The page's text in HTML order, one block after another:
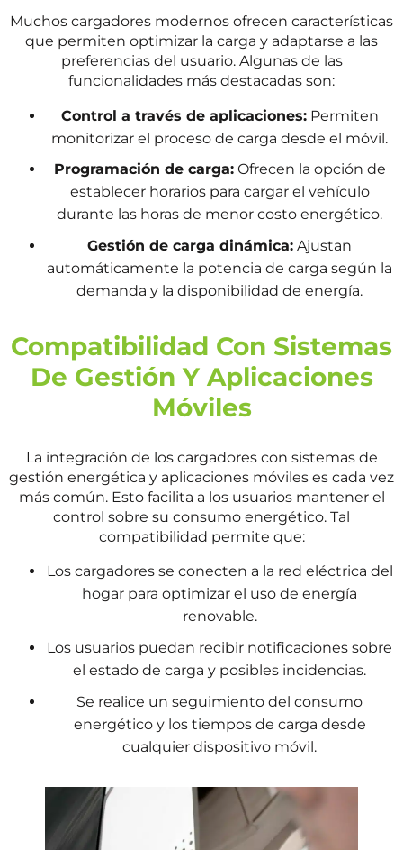
Muchos cargadores modernos ofrecen características
que permiten optimizar la carga y adaptarse a las
preferencias del usuario. Algunas de las
funcionalidades más destacadas son:
Control a través de aplicaciones:Permiten
monitorizar el proceso de carga desde el móvil.
Programación de carga:Ofrecen la opción de
establecer horarios para cargar el vehículo
durante las horas de menor costo energético.
Gestión de carga dinámica: Ajustan
automáticamente la potencia de carga según la
demanda y la disponibilidad de energía.
Compatibilidad Con Sistemas
De Gestión Y Aplicaciones
Móviles
La integración de los cargadores con sistemas de
gestión energética y aplicaciones móviles es cada vez
más común. Esto facilita a los usuarios mantener el
control sobre su consumo energético. Tal
compatibilidad permite que:
Los cargadores se conecten a la red eléctrica del
hogar para optimizar el uso de energía
renovable.
Los usuarios puedan recibir notificaciones sobre
el estado de carga y posibles incidencias.
Se realice un seguimiento del consumo
energético y los tiempos de carga desde
cualquier dispositivo móvil.